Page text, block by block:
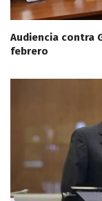
Audiencia contra
febrero